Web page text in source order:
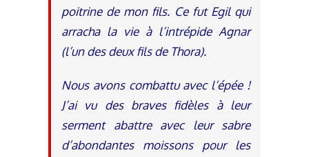
poitrine de mon fils. Ce fut Egil qui
arracha la vie à l’intrépide Agnar
(l’un des deux fils de Thora).
Nous avons combattu avec l’épée !
J’ai vu des braves fidèles à leur
serment abattre avec leur sabre
d’abondantes moissons pour les